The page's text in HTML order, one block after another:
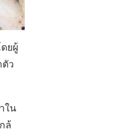
ยผู้
ว
ใน
ล้